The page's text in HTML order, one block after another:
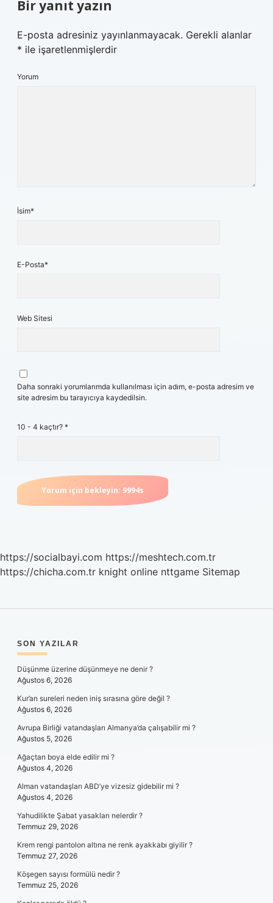
Bir yanıt yazın
E-posta adresiniz yayınlanmayacak. Gerekli alanlar
* ile işaretlenmişlerdir
Yorum
İsim*
E-Posta*
Web Sitesi
Daha sonraki yorumlarımda kullanılması için adım, e-posta adresim ve
site adresim bu tarayıcıya kaydedilsin.
10 - 4 kaçtır? *
https://socialbayi.com https://meshtech.com.tr
https://chicha.com.tr knight online nttgame Sitemap
SIDEBAR
SON YAZILAR
Düşünme üzerine düşünmeye ne denir ?
Ağustos 6, 2026
Kur’an sureleri neden iniş sırasına göre değil ?
Ağustos 6, 2026
Avrupa Birliği vatandaşları Almanya’da çalışabilir mi ?
Ağustos 5, 2026
Ağaçtan boya elde edilir mi ?
Ağustos 4, 2026
Alman vatandaşları ABD’ye vizesiz gidebilir mi ?
Ağustos 4, 2026
Yahudilikte Şabat yasakları nelerdir ?
Temmuz 29, 2026
Krem rengi pantolon altına ne renk ayakkabı giyilir ?
Temmuz 27, 2026
Köşegen sayısı formülü nedir ?
Temmuz 25, 2026